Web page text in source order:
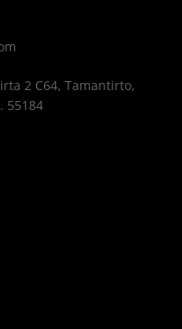
2 C64, Tamantirto,
55184